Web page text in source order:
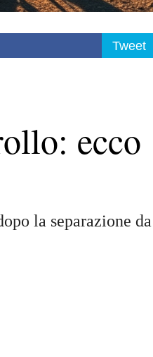
Tweet
ecco
la separazione da